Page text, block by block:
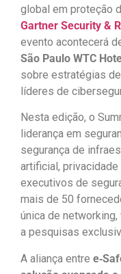
global em proteção
Gartner Security &
evento acontecerá
São Paulo WTC
sobre estratégias de
líderes de
Nesta edição, o
liderança em
segurança de
artificial,
executivos de
mais de 50
única de
a pesquisas
A aliança entre